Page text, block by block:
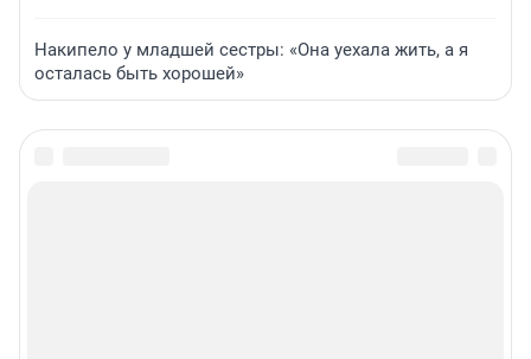
Накипело у младшей сестры: «Она уехала жить, а я
осталась быть хорошей»